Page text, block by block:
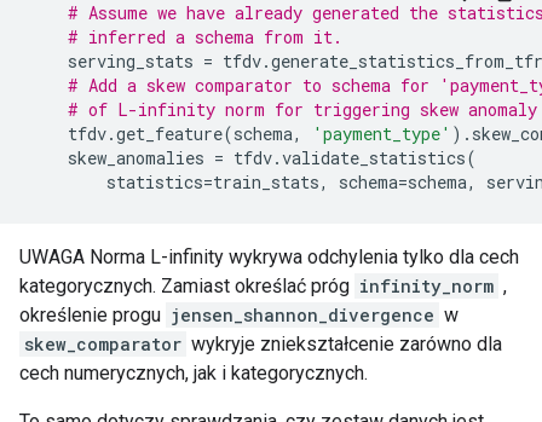
# Assume we have already generated the
# inferred a schema from it.
serving_stats = tfdv.
# Add a skew comparator to schema for
# of L-infinity norm for triggering skew
tfdv.get_feature(schema, 'payment_type' ) .
skew_anomalies = tfdv.validate_statistics(
statistics=train_stats, schema=schema,
UWAGA Norma L-infinity wykrywa odchylenia tylko dla cech
kategorycznych. Zamiast określać próg infinity_norm ,
określenie progu jensen_shannon_divergence w
skew_comparator wykryje zniekształcenie zarówno dla
cech numerycznych, jak i kategorycznych.